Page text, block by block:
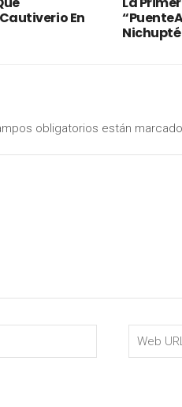
En
Nichupté
obligatorios están